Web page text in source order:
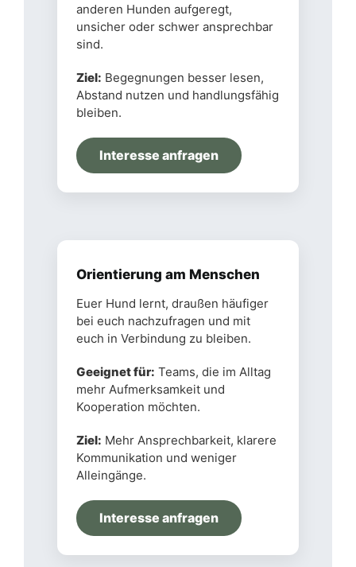
anderen Hunden aufgeregt,
unsicher oder schwer ansprechbar
sind.
Ziel: Begegnungen besser lesen,
Abstand nutzen und handlungsfähig
bleiben.
Interesse anfragen
Orientierung am Menschen
Euer Hund lernt, draußen häufiger
bei euch nachzufragen und mit
euch in Verbindung zu bleiben.
Geeignet für: Teams, die im Alltag
mehr Aufmerksamkeit und
Kooperation möchten.
Ziel: Mehr Ansprechbarkeit, klarere
Kommunikation und weniger
Alleingänge.
Interesse anfragen